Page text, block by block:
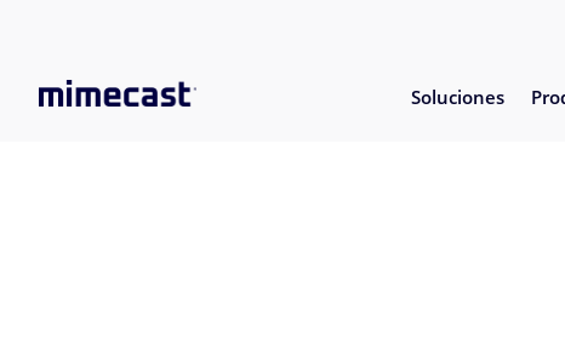
Soluciones